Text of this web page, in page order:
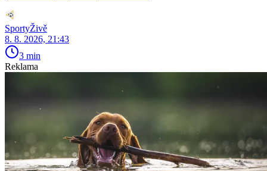
SportyŽivě
8. 8. 2026, 21:43
3 min
Reklama